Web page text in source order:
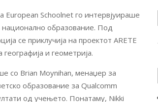
Schoolnet го интервјуираше
национално образование. Под
се приклучија на проектот ARETE
и геометрија.
со Brian Moynihan, менаџер за
образование за Qualcomm
од учењето. Понатаму, Nikki